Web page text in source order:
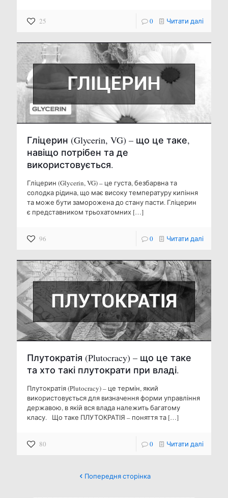
25 0 Читати далі
Гліцерин (Glycerin, VG) – що це таке,
навіщо потрібен та де
використовується.
Гліцерин (Glycerin, VG) – це густа, безбарвна та
солодка рідина, що має високу температуру кипіння
та може бути заморожена до стану пасти. Гліцерин
є представником трьохатомних […]
96 0 Читати далі
Плутократія (Plutocracy) – що це таке
та хто такі плутократи при владі.
Плутократія (Plutocracy) – це термін, який
використовується для визначення форми управління
державою, в якій вся влада належить багатому
класу. Що таке ПЛУТОКРАТІЯ – поняття та […]
80 0 Читати далі
Попередня сторінка